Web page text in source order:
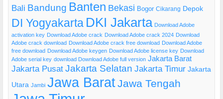
Bali Bandung Banten Bekasi Bogor Cikarang Depok
DI Yogyakarta DKI Jakarta Download Adobe
activation key Download Adobe crack Download Adobe crack 2024 Download
Adobe crack download Download Adobe crack free download Download Adobe
free download Download Adobe keygen Download Adobe license key Download
Adobe serial key download Download Adobe full version Jakarta Barat
Jakarta Pusat Jakarta Selatan Jakarta Timur Jakarta
Utara Jambi Jawa BaratJawa Tengah